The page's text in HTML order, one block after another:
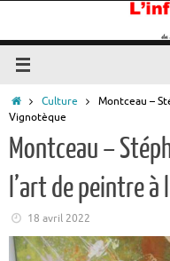
contenu
Accueil
Culture
Montceau –
Vignotèque
Montceau –
l’art de peintre à
18 avril 2022